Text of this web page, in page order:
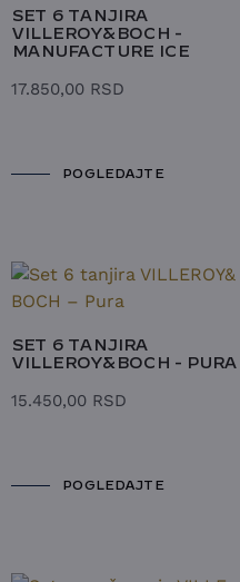
SET 6 TANJIRA
VILLEROY&BOCH -
MANUFACTURE ICE
17.850,00 RSD
POGLEDAJTE
SET 6 TANJIRA
VILLEROY&BOCH - PURA
15.450,00 RSD
POGLEDAJTE